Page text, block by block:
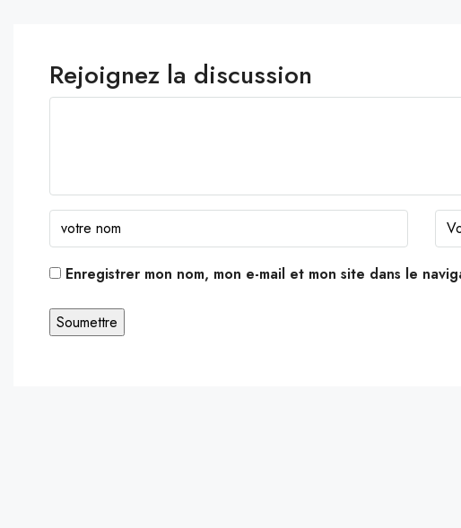
Rejoignez la discussion
Enregistrer mon nom, mon e-mail et mon site dans le